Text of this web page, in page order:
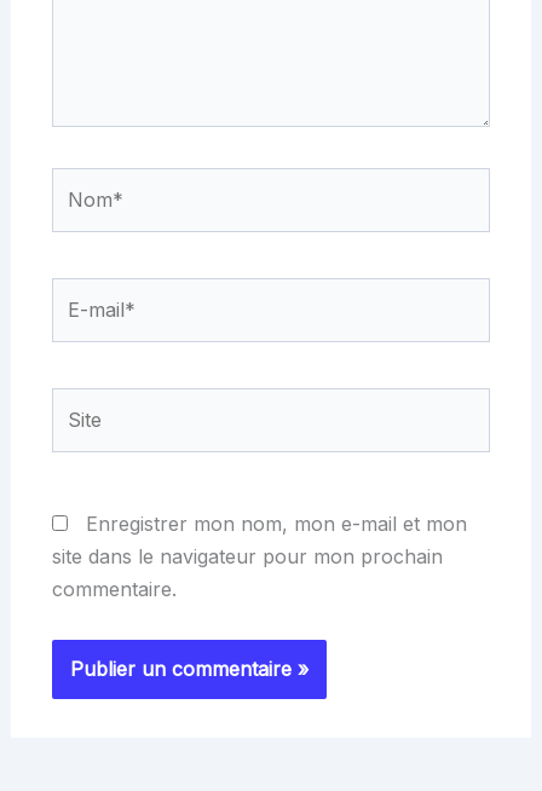
mail*
Enregistrer mon nom, mon e-mail et mon
site dans le navigateur pour mon prochain
commentaire.